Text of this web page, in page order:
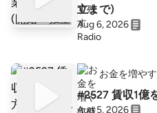
立まで)
Aug 6, 2026
お金を増や
#2527 賃
Aug 5, 2026